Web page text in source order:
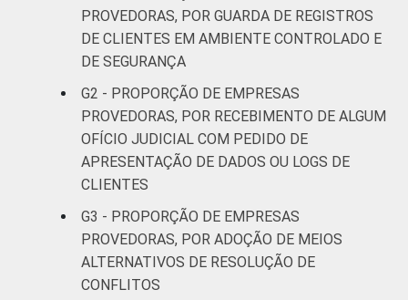
Grande
provedor
(mais de
45.000
acessos)
71 0
Fonte: CGI.br/NIC.br, Centro Regional de
Sociedade da Informação (Cetic.br),
Pesquisa sobre o setor de provimento de
serviços de Internet no Brasil – TIC
Provedores 2017.¹ Dados do Serviço de
PROVEDORAS, POR GUARDA DE REGISTROS
DE CLIENTES EM AMBIENTE CONTROLADO E
DE SEGURANÇA
G2 - PROPORÇÃO DE EMPRESAS
PROVEDORAS, POR RECEBIMENTO DE ALGUM
OFÍCIO JUDICIAL COM PEDIDO DE
APRESENTAÇÃO DE DADOS OU LOGS DE
CLIENTES
G3 - PROPORÇÃO DE EMPRESAS
PROVEDORAS, POR ADOÇÃO DE MEIOS
ALTERNATIVOS DE RESOLUÇÃO DE
CONFLITOS